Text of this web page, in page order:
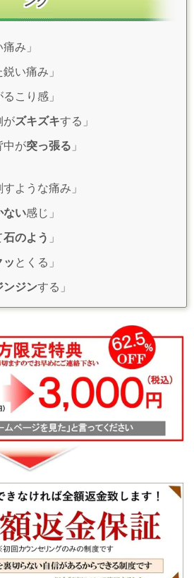
み」
鋭い痛み」
るこり感」
がズキズキする」
中が突っ張る 」
すような痛み」
ない感じ」
石のよう 」
ッ とくる」
ンジンする」